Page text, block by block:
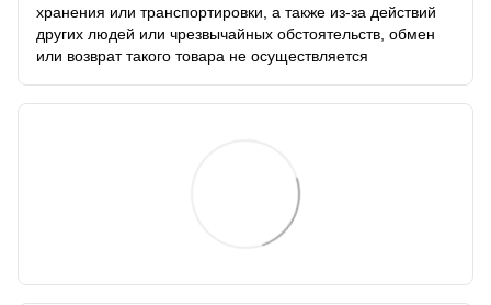
хранения или транспортировки, а также из-за действий
других людей или чрезвычайных обстоятельств, обмен
или возврат такого товара не осуществляется